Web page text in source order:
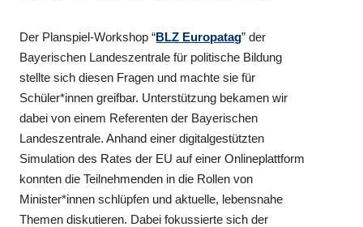
Der Planspiel-Workshop “BLZ Europatag” der
Bayerischen Landeszentrale für politische Bildung
stellte sich diesen Fragen und machte sie für
Schüler*innen greifbar. Unterstützung bekamen wir
dabei von einem Referenten der Bayerischen
Landeszentrale. Anhand einer digitalgestützten
Simulation des Rates der EU auf einer Onlineplattform
konnten die Teilnehmenden in die Rollen von
Minister*innen schlüpfen und aktuelle, lebensnahe
Themen diskutieren. Dabei fokussierte sich der